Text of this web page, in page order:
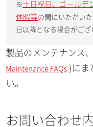
※ 土日祝日、ゴールデ
休暇等の間にいただい
日以降となる場合がご
製品のメンテナンス
Maintenance FAQs )にま
い。
お問い合わせ